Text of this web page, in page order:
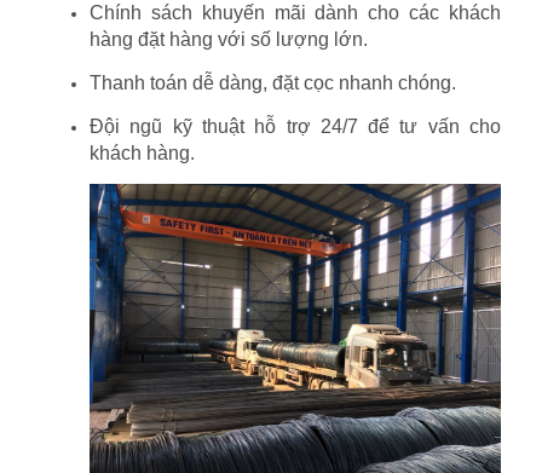
Chính sách khuyến mãi dành cho các khách
hàng đặt hàng với số lượng lớn.
Thanh toán dễ dàng, đặt cọc nhanh chóng.
Đội ngũ kỹ thuật hỗ trợ 24/7 để tư vấn cho
khách hàng.